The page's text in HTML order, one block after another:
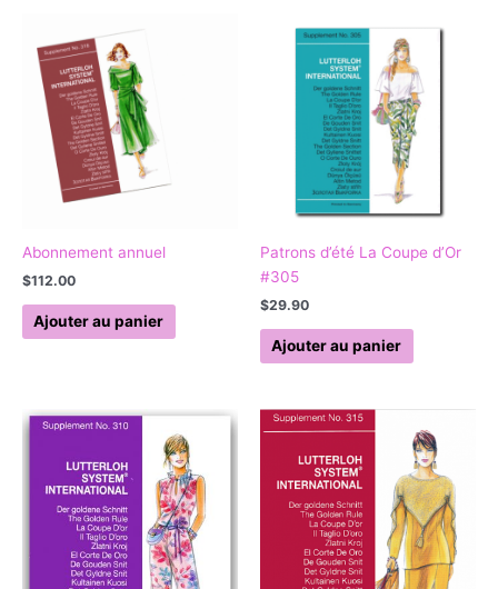
Abonnement annuel
$112.00
Ajouter au panier
Patrons d’été La Coupe d’Or
#305
$29.90
Ajouter au panier